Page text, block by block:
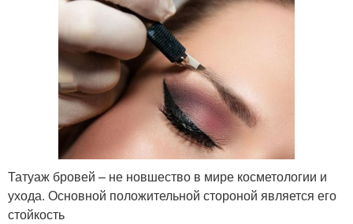
Татуаж бровей – не новшество в мире косметологии и
ухода. Основной положительной стороной является его
стойкость